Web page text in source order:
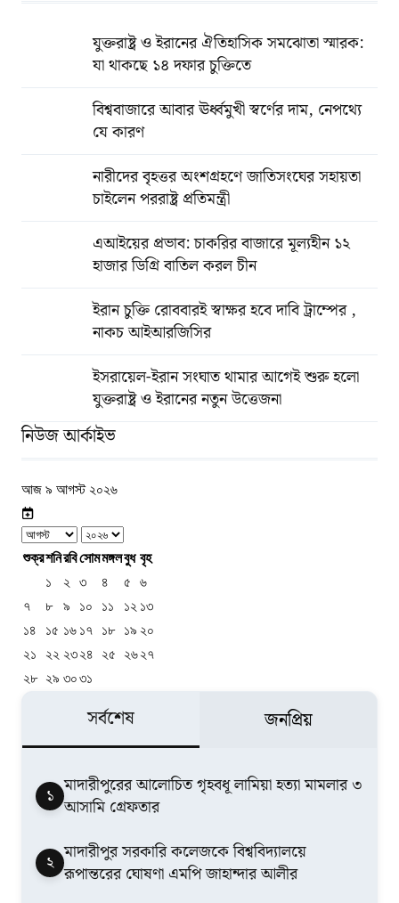
যুক্তরাষ্ট্র ও ইরানের ঐতিহাসিক সমঝোতা স্মারক:
যা থাকছে ১৪ দফার চুক্তিতে
বিশ্ববাজারে আবার ঊর্ধ্বমুখী স্বর্ণের দাম, নেপথ্যে
যে কারণ
নারীদের বৃহত্তর অংশগ্রহণে জাতিসংঘের সহায়তা
চাইলেন পররাষ্ট্র প্রতিমন্ত্রী
এআইয়ের প্রভাব: চাকরির বাজারে মূল্যহীন ১২
হাজার ডিগ্রি বাতিল করল চীন
ইরান চুক্তি রোববারই স্বাক্ষর হবে দাবি ট্রাম্পের ,
নাকচ আইআরজিসির
ইসরায়েল-ইরান সংঘাত থামার আগেই শুরু হলো
যুক্তরাষ্ট্র ও ইরানের নতুন উত্তেজনা
নিউজ আর্কাইভ
আজ ৯ আগস্ট ২০২৬
শুক্রশনিরবিসোমমঙ্গলবুধ বৃহ
১
২ ৩ ৪ ৫
৬
৭
৮ ৯ ১০ ১১ ১২ ১৩
১৪
১৫ ১৬ ১৭ ১৮ ১৯ ২০
২১
২২ ২৩২৪ ২৫ ২৬২৭
২৮ ২৯ ৩০৩১
সর্বশেষ জনপ্রিয়
১ মাদারীপুরের আলোচিত গৃহবধূ লামিয়া হত্যা মামলার ৩
আসামি গ্রেফতার
২ মাদারীপুর সরকারি কলেজকে বিশ্ববিদ্যালয়ে
রূপান্তরের ঘোষণা এমপি জাহান্দার আলীর